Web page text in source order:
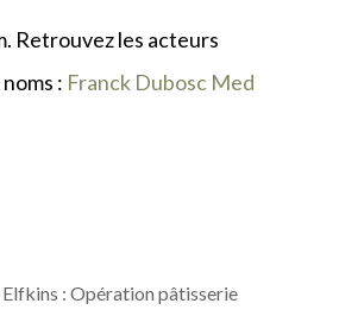
Retrouvez les acteurs
: Franck Dubosc Med
Elfkins : Opération pâtisserie